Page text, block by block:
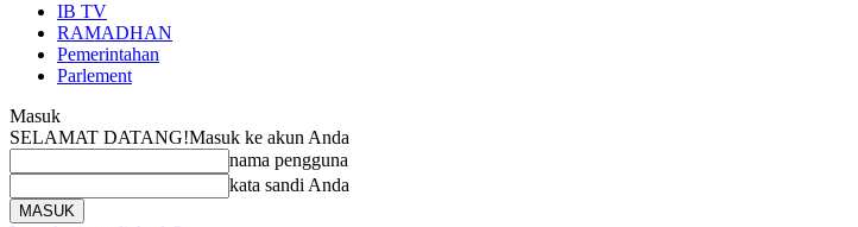
IB TV
RAMADHAN
Pemerintahan
Parlement
Masuk
SELAMAT DATANG!Masuk ke akun Anda
nama pengguna
kata sandi Anda